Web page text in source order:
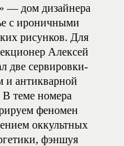
— дом дизайнера
с ироничными
рисунков. Для
Алексей
две сервировки-
и антикварной
В теме номера
феномен
оккультных
фэншуя